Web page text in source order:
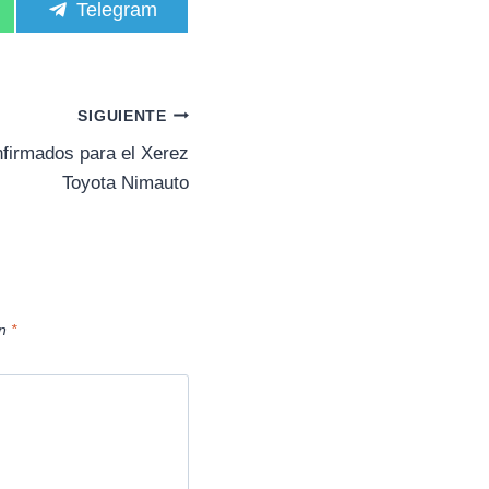
C
o
r
t
r
e
Telegram
SIGUIENTE
para el Xerez
Toyota Nimauto
*